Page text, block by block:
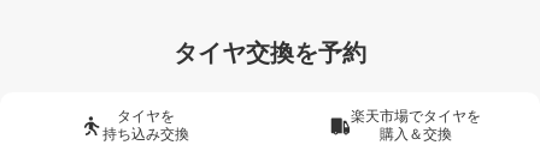
タイヤ交換を予約
タイヤを
持ち込み交換
楽天市場でタイヤを
購入＆交換